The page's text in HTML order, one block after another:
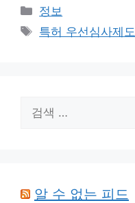
카
테
고
정보
태
특허 우선심사제도
색:
알 수 없는 피드